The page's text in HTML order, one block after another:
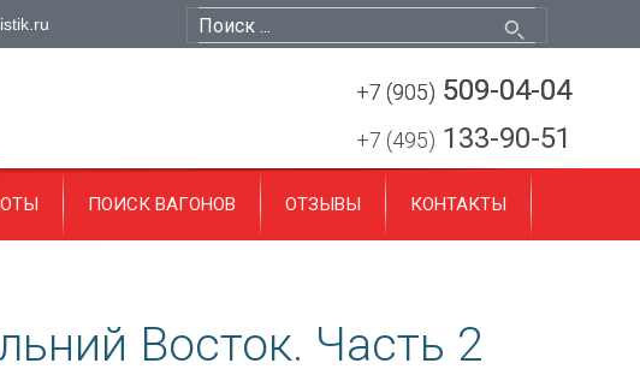
+7 (905) 509-04-04
+7 (495) 133-90-51
+7 (905) 509-04-04
ПОИСК ВАГОНОВ ОТЗЫВЫ КОНТАКТЫ
Восток. Часть 2